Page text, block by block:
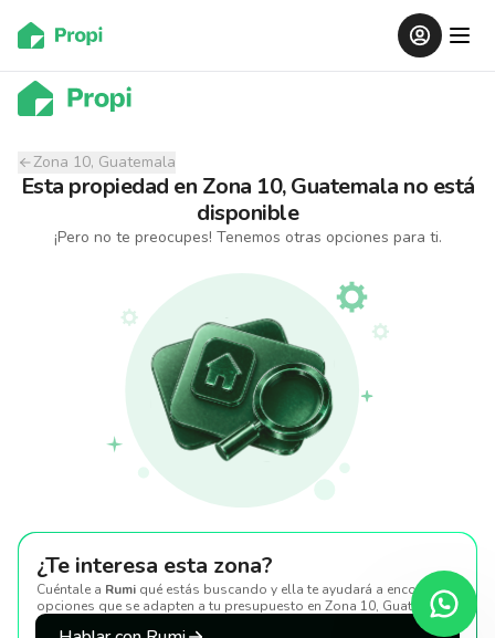
Zona 10, Guatemala
Esta propiedad en Zona 10, Guatemala no está
disponible
¡Pero no te preocupes! Tenemos otras opciones para ti.
¿Te interesa esta zona?
Cuéntale a Rumi qué estás buscando y ella te ayudará a encontrar
opciones que se adapten a tu presupuesto en Zona 10, Guatemala.